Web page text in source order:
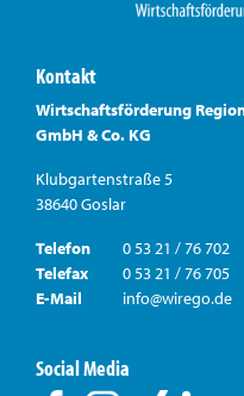
Kontakt
Wirtschaftsförderung
GmbH & Co. KG
Klubgartenstraße 5
38640 Goslar
Telefon
0 53 21 / 76 702
Telefax
0 53 21 / 76 705
E-Mail
info@wirego.de
Social Media